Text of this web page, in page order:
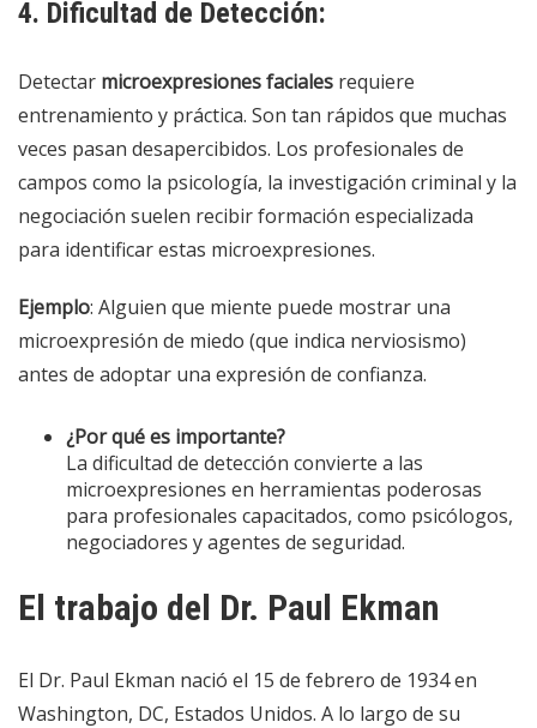
4. Dificultad de Detección:
Detectar microexpresiones faciales requiere
entrenamiento y práctica. Son tan rápidos que muchas
veces pasan desapercibidos. Los profesionales de
campos como la psicología, la investigación criminal y la
negociación suelen recibir formación especializada
para identificar estas microexpresiones.
Ejemplo: Alguien que miente puede mostrar una
microexpresión de miedo (que indica nerviosismo)
antes de adoptar una expresión de confianza.
¿Por qué es importante?
La dificultad de detección convierte a las
microexpresiones en herramientas poderosas
para profesionales capacitados, como psicólogos,
negociadores y agentes de seguridad.
El trabajo del Dr. Paul Ekman
El Dr. Paul Ekman nació el 15 de febrero de 1934 en
Washington, DC, Estados Unidos. A lo largo de su